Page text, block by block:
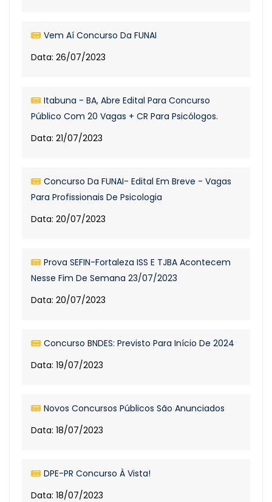
Vem Aí Concurso Da FUNAI
Data: 26/07/2023
Itabuna - BA, Abre Edital Para Concurso
Público Com 20 Vagas + CR Para Psicólogos.
Data: 21/07/2023
Concurso Da FUNAI- Edital Em Breve - Vagas
Para Profissionais De Psicologia
Data: 20/07/2023
Prova SEFIN-Fortaleza ISS E TJBA Acontecem
Nesse Fim De Semana 23/07/2023
Data: 20/07/2023
Concurso BNDES: Previsto Para Início De 2024
Data: 19/07/2023
Novos Concursos Públicos São Anunciados
Data: 18/07/2023
DPE-PR Concurso À Vista!
Data: 18/07/2023